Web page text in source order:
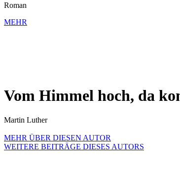
Roman
MEHR
Vom Himmel hoch, da
Martin Luther
MEHR ÜBER DIESEN AUTOR
WEITERE BEITRÄGE DIESES AUTORS